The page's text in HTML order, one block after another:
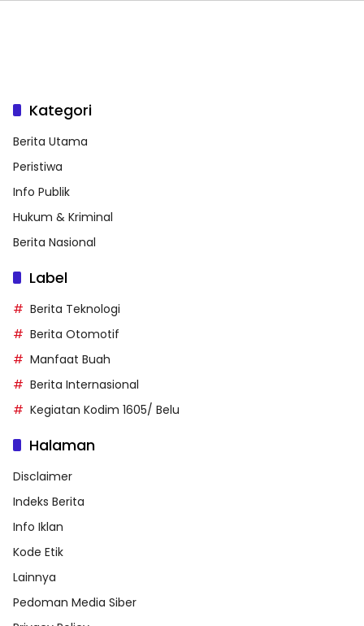
Kategori
Berita Utama
Peristiwa
Info Publik
Hukum & Kriminal
Berita Nasional
Label
Berita Teknologi
Berita Otomotif
Manfaat Buah
Berita Internasional
Kegiatan Kodim 1605/ Belu
Halaman
Disclaimer
Indeks Berita
Info Iklan
Kode Etik
Lainnya
Pedoman Media Siber